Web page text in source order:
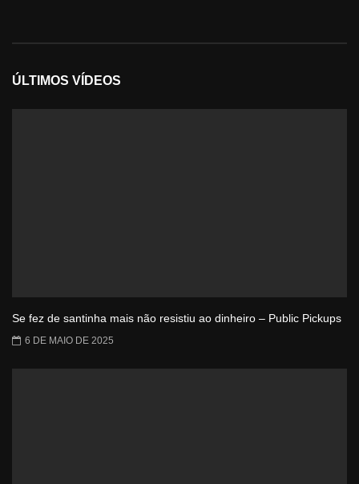
ÚLTIMOS VÍDEOS
Se fez de santinha mais não resistiu ao dinheiro – Public Pickups
6 DE MAIO DE 2025